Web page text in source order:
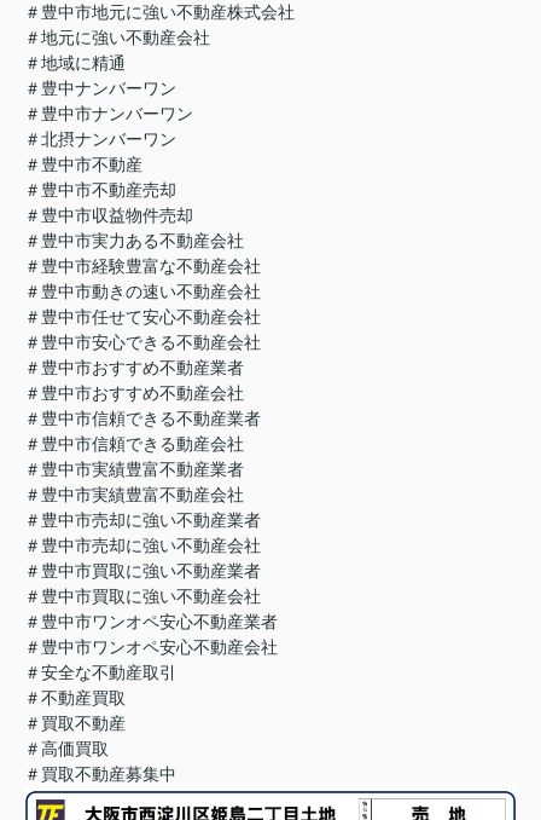
＃豊中市地元に強い不動産株式会社
＃地元に強い不動産会社
＃地域に精通
＃豊中ナンバーワン
＃豊中市ナンバーワン
＃北摂ナンバーワン
＃豊中市不動産
＃豊中市不動産売却
＃豊中市収益物件売却
＃豊中市実力ある不動産会社
＃豊中市経験豊富な不動産会社
＃豊中市動きの速い不動産会社
＃豊中市任せて安心不動産会社
＃豊中市安心できる不動産会社
＃豊中市おすすめ不動産業者
＃豊中市おすすめ不動産会社
＃豊中市信頼できる不動産業者
＃豊中市信頼できる動産会社
＃豊中市実績豊富不動産業者
＃豊中市実績豊富不動産会社
＃豊中市売却に強い不動産業者
＃豊中市売却に強い不動産会社
＃豊中市買取に強い不動産業者
＃豊中市買取に強い不動産会社
＃豊中市ワンオペ安心不動産業者
＃豊中市ワンオペ安心不動産会社
＃安全な不動産取引
＃不動産買取
＃買取不動産
＃高価買取
＃買取不動産募集中